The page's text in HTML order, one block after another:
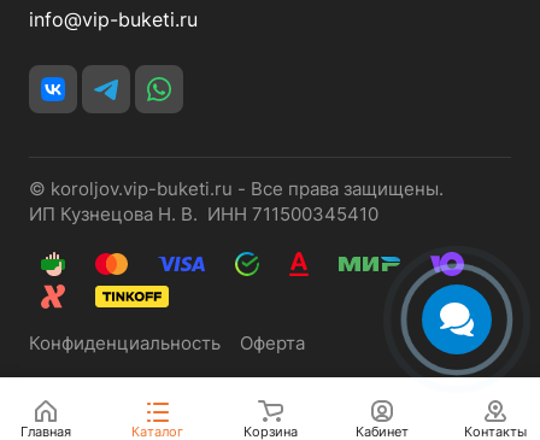
info@vip-buketi.ru
© koroljov.vip-buketi.ru - Все права защищены.
ИП Кузнецова Н. В. ИНН 711500345410
Конфиденциальность Оферта
Главная Каталог Корзина Кабинет Контакты